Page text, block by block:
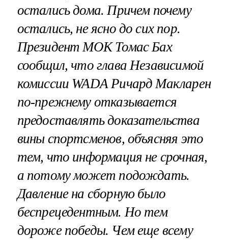
остались дома. Причем почему
остались, не ясно до сих пор.
Президент МОК Томас Бах
сообщил, что глава Независимой
комиссии WADA Ричард Макларен
по-прежнему отказывается
предоставлять доказательства
вины спортсменов, объясняя это
тем, что информация не срочная,
а потому может подождать.
Давление на сборную было
беспрецедентным. Но тем
дороже победы. Чем еще всему